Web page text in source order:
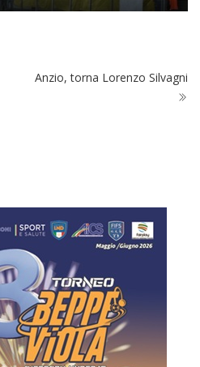
Anzio, torna Lorenzo Silvagni